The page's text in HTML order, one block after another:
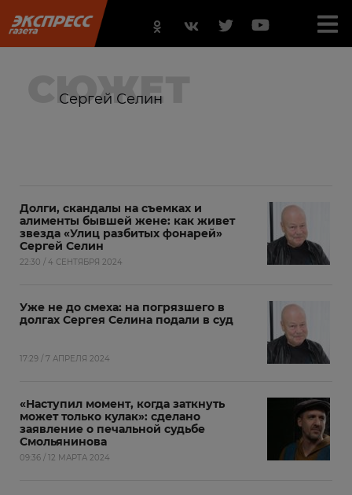
СЮЖЕТ
Сергей Селин
Долги, скандалы на съемках и
алименты бывшей жене: как живет
звезда «Улиц разбитых фонарей»
Сергей Селин
22:30 / 4 СЕНТЯБРЯ 2024
Уже не до смеха: на погрязшего в
долгах Сергея Селина подали в суд
17:29 / 7 АПРЕЛЯ 2024
«Наступил момент, когда заткнуть
может только кулак»: сделано
заявление о печальной судьбе
Смольянинова
09:36 / 12 МАРТА 2024